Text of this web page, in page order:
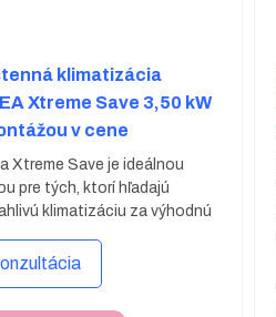
klimatizácia
Xtreme Save 3,50 kW
v cene
Xtreme Save je ideálnou
pre tých, ktorí hľadajú
klimatizáciu za výhodnú
pomer cena-výkon vďaka
dizajnu, tichej